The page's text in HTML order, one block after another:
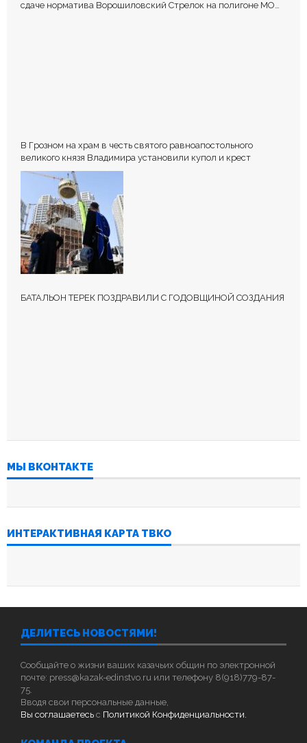
сдаче норматива Ворошиловский Стрелок на полигоне МО
В Грозном на храм в честь святого равноапостольного
великого князя Владимира установили купол и крест
БАТАЛЬОН ТЕРЕК ПОЗДРАВИЛИ С ГОДОВЩИНОЙ СОЗДАНИЯ
МЫ ВКОНТАКТЕ
ИНТЕРАКТИВНАЯ КАРТА ТВКО
ДЕЛИТЕСЬ НОВОСТЯМИ!
Сообщайте о жизни ваших казачьих общин по электронной
почте: press@kazak-edinstvo.ru или телефону 8(918)779-87-
75.
Вводя свои персональные данные,
Вы соглашаетесь с Политикой Конфиденциальности.